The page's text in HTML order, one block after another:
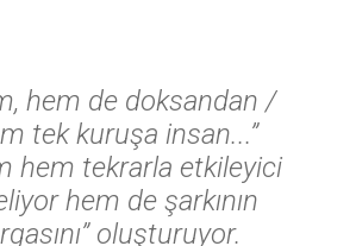
hem de doksandan /
tek kuruşa insan...”
hem tekrarla etkileyici
hem de şarkının
oluşturuyor.